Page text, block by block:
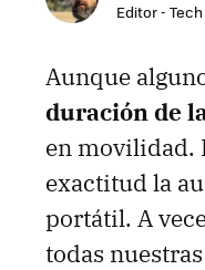
Editor - Tech
Aunque
duración de
en movilidad.
exactitud la
portátil. A
todas